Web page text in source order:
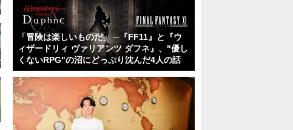
「冒険は楽しいものだ」 ─『FF11』と『ウ
ィザードリィ ヴァリアンツ ダフネ』、"優し
くないRPG"の沼にどっぷり沈んだ4人の話